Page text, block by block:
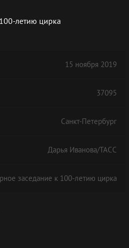
летию цирка
15 ноября 2019
37095
Санкт-Петербург
Дарья Иванова/ТАСС
заседание к 100-летию цирка